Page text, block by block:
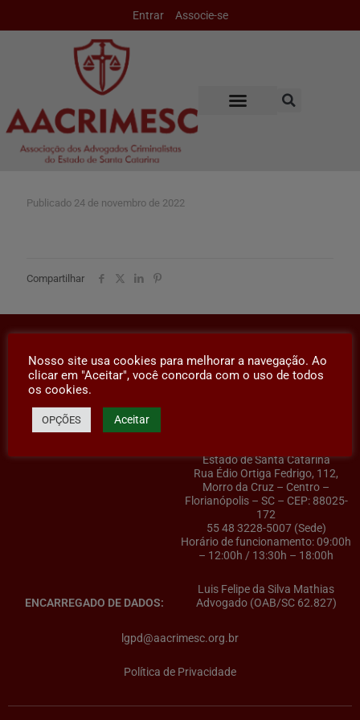
Entrar Associe-se
Publicado 24 de novembro de 2022
Compartilhar
Estado de Santa Catarina
Rua Édio Ortiga Fedrigo, 112,
Morro da Cruz – Centro –
Florianópolis – SC – CEP: 88025-
172
55 48 3228-5007 (Sede)
Horário de funcionamento: 09:00h
– 12:00h / 13:30h – 18:00h
ENCARREGADO DE DADOS:
Luis Felipe da Silva Mathias
Advogado (OAB/SC 62.827)
lgpd@aacrimesc.org.br
Política de Privacidade
Nosso site usa cookies para melhorar a navegação. Ao
clicar em "Aceitar", você concorda com o uso de todos
os cookies.
OPÇÕES Aceitar